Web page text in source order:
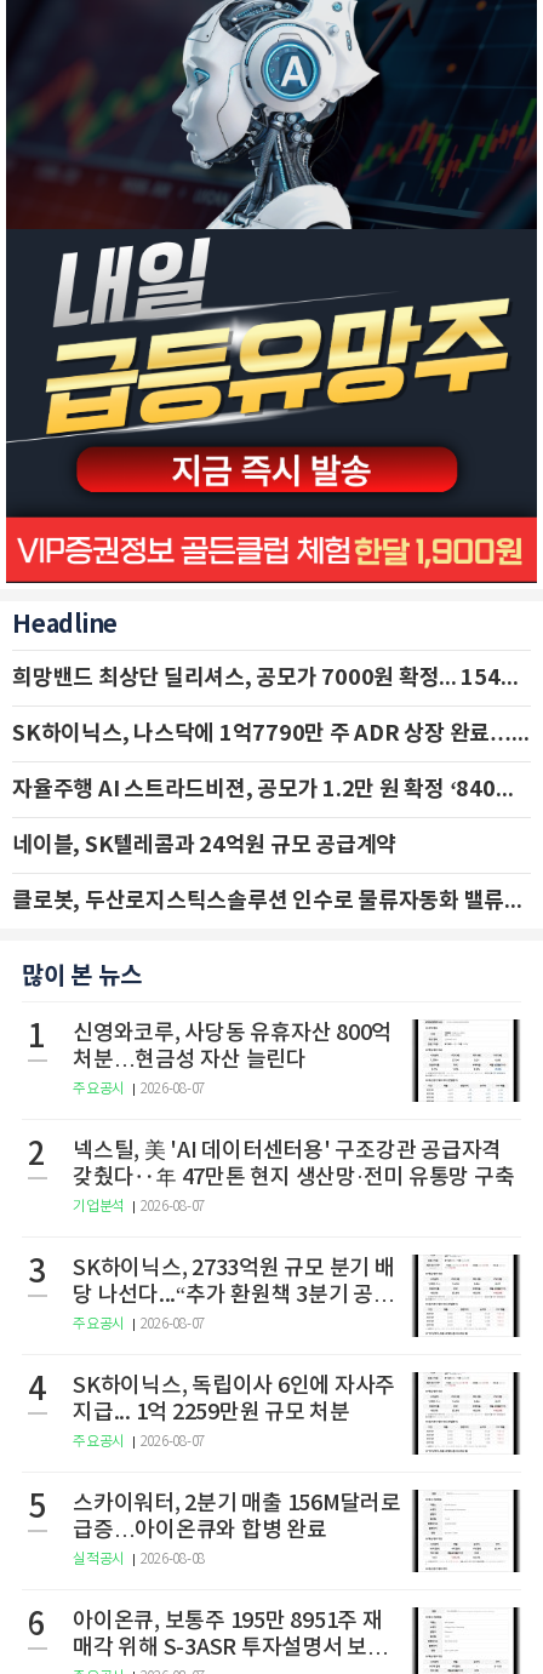
Headline
희망밴드 최상단 딜리셔스, 공모가 7000원 확정... 154억 규모 IPO 돌입
SK하이닉스, 나스닥에 1억7790만 주 ADR 상장 완료…29일 국내 추가 상장
자율주행 AI 스트라드비젼, 공모가 1.2만 원 확정 ‘840억 수혈’
네이블, SK텔레콤과 24억원 규모 공급계약
클로봇, 두산로지스틱스솔루션 인수로 물류자동화 밸류체인 확장 추진 - IBK투자증권
많이 본 뉴스
1
신영와코루, 사당동 유휴자산 800억
처분…현금성 자산 늘린다
주요공시 2026-08-07
2
넥스틸, 美 'AI 데이터센터용' 구조강관 공급자격
갖췄다‥年 47만톤 현지 생산망·전미 유통망 구축
기업분석 2026-08-07
3
SK하이닉스, 2733억원 규모 분기 배
당 나선다...“추가 환원책 3분기 공
개”
주요공시 2026-08-07
4
SK하이닉스, 독립이사 6인에 자사주
지급... 1억 2259만원 규모 처분
주요공시 2026-08-07
5
스카이워터, 2분기 매출 156M달러로
급증…아이온큐와 합병 완료
실적공시 2026-08-08
6
아이온큐, 보통주 195만 8951주 재
매각 위해 S-3ASR 투자설명서 보충